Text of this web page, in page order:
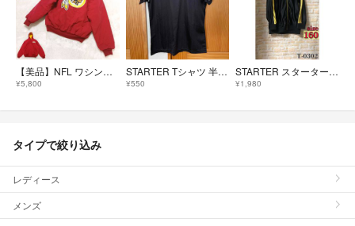
【美品】NFL ワシントンレッド・スキンズ ヴィンテージ 中綿フードジャケット
¥5,800
STARTER Tシャツ 半袖 レディース
¥550
STARTER スターター キッズ ジャージ パーカー ゴールド ライン 160
¥1,980
タイプで絞り込み
レディース
メンズ